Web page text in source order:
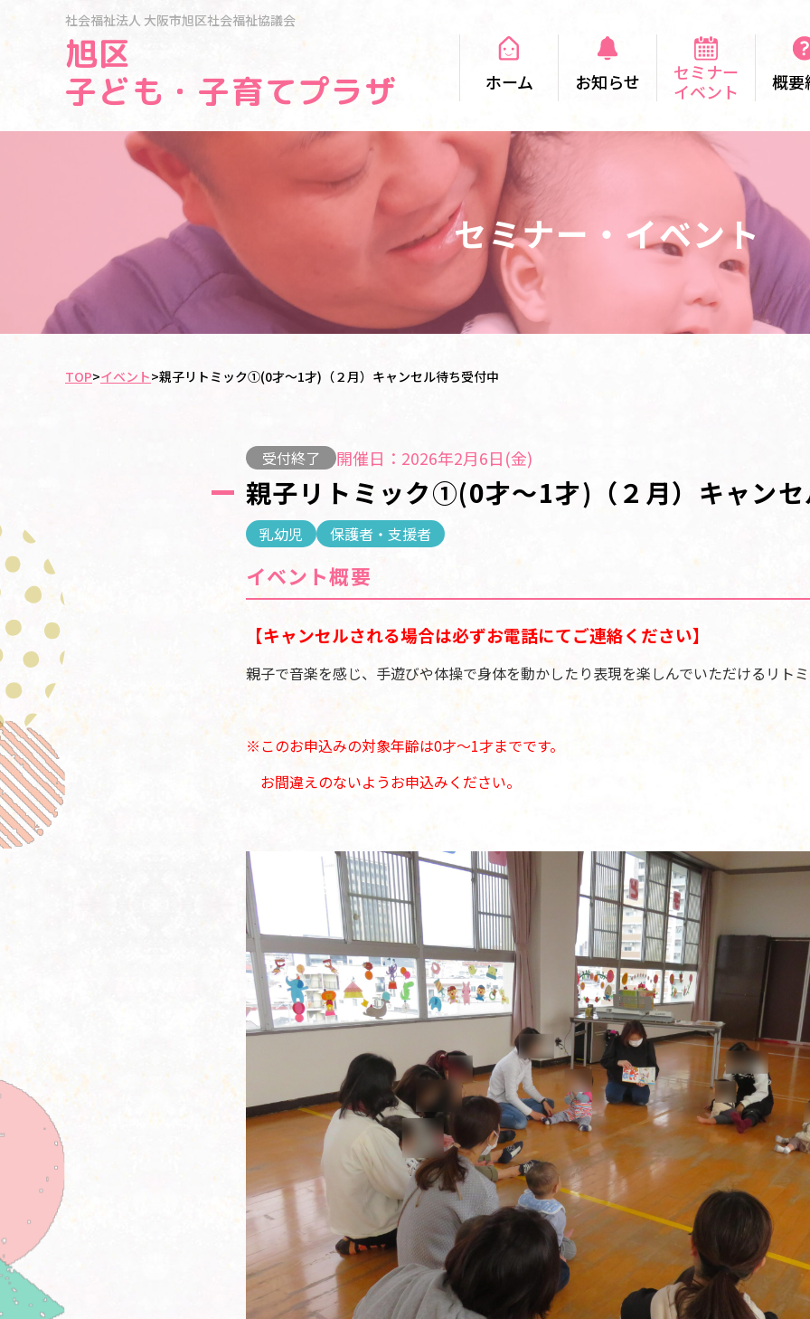
社会福祉法人 大阪市旭区社会福祉協議会
旭区
子ども・子育てプラザ
ホーム お知らせ
セミナー
イベント
概要
セミナー・イベント
TOP>イベント>親子リトミック①(0才～1才)（２月）キャンセル待ち受付中
受付終了 開催日：2026年2月6日(金)
親子リトミック①(0才～1才)（２月）キャン
乳幼児 保護者・支援者
イベント概要
【キャンセルされる場合は必ずお電話にてご連絡ください】
親子で音楽を感じ、手遊びや体操で身体を動かしたり表現を楽しんでいただけるリト
※このお申込みの対象年齢は0才～1才までです。
お間違えのないようお申込みください。